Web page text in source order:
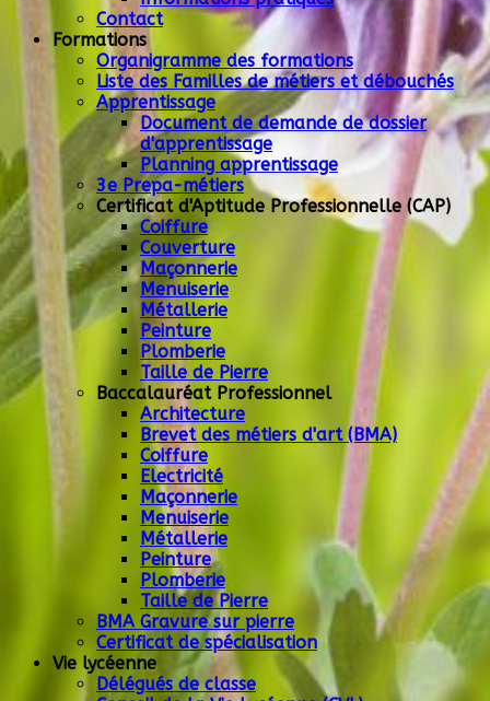
Contact
Formations
Organigramme des formations
Liste des Familles de métiers et débouchés
Apprentissage
Document de demande de dossier
d'apprentissage
Planning apprentissage
3e Prepa-métiers
Certificat d'Aptitude Professionnelle (CAP)
Coiffure
Couverture
Maçonnerie
Menuiserie
Métallerie
Peinture
Plomberie
Taille de Pierre
Baccalauréat Professionnel
Architecture
Brevet des métiers d'art (BMA)
Coiffure
Electricité
Maçonnerie
Menuiserie
Métallerie
Peinture
Plomberie
Taille de Pierre
BMA Gravure sur pierre
Certificat de spécialisation
Vie lycéenne
Délégués de classe